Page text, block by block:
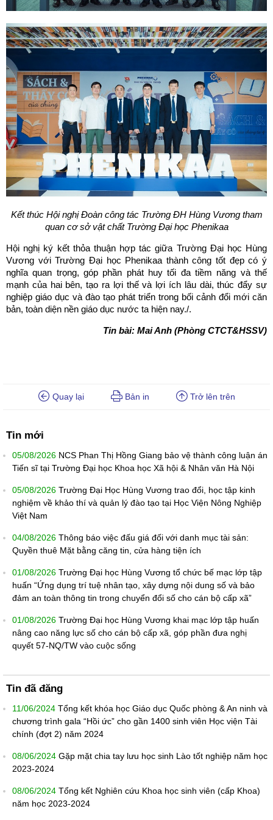
Kết thúc Hội nghị Đoàn công tác Trường ĐH Hùng Vương tham
quan cơ sở vật chất Trường Đại học Phenikaa
Hội nghị ký kết thỏa thuận hợp tác giữa Trường Đại học Hùng
Vương với Trường Đại học Phenikaa thành công tốt đẹp có ý
nghĩa quan trọng, góp phần phát huy tối đa tiềm năng và thế
mạnh của hai bên, tạo ra lợi thế và lợi ích lâu dài, thúc đẩy sự
nghiệp giáo dục và đào tạo phát triển trong bối cảnh đổi mới căn
bản, toàn diện nền giáo dục nước ta hiện nay./.
Tin bài: Mai Anh (Phòng CTCT&HSSV)
Quay lại Bản in Trở lên trên
Tin mới
05/08/2026 NCS Phan Thị Hồng Giang bảo vệ thành công luận án
Tiến sĩ tại Trường Đại học Khoa học Xã hội & Nhân văn Hà Nội
05/08/2026 Trường Đại Học Hùng Vương trao đổi, học tập kinh
nghiệm về khảo thí và quản lý đào tạo tại Học Viện Nông Nghiệp
Việt Nam
04/08/2026 Thông báo việc đấu giá đối với danh mục tài sản:
Quyền thuê Mặt bằng căng tin, cửa hàng tiện ích
01/08/2026 Trường Đại học Hùng Vương tổ chức bế mạc lớp tập
huấn “Ứng dụng trí tuệ nhân tạo, xây dựng nội dung số và bảo
đảm an toàn thông tin trong chuyển đổi số cho cán bộ cấp xã”
01/08/2026 Trường Đại học Hùng Vương khai mạc lớp tập huấn
nâng cao năng lực số cho cán bộ cấp xã, góp phần đưa nghị
quyết 57-NQ/TW vào cuộc sống
Tin đã đăng
11/06/2024 Tổng kết khóa học Giáo dục Quốc phòng & An ninh và
chương trình gala “Hồi ức” cho gần 1400 sinh viên Học viện Tài
chính (đợt 2) năm 2024
08/06/2024 Gặp mặt chia tay lưu học sinh Lào tốt nghiệp năm học
2023-2024
08/06/2024 Tổng kết Nghiên cứu Khoa học sinh viên (cấp Khoa)
năm học 2023-2024